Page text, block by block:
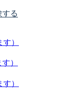
する
）
）
）